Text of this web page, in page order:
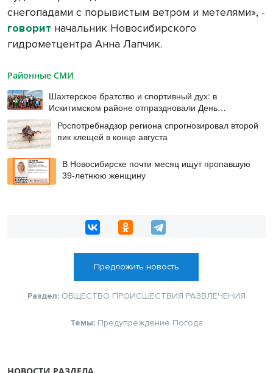
снегопадами с порывистым ветром и метелями», -
говорит начальник Новосибирского
гидрометцентра Анна Лапчик.
Районные СМИ
Шахтерское братство и спортивный дух: в
Искитимском районе отпраздновали День
физкультурника
Роспотребнадзор региона спрогнозировал второй
пик клещей в конце августа
В Новосибирске почти месяц ищут пропавшую
39-летнюю женщину
Предложить новость
Раздел: ОБЩЕСТВО ПРОИСШЕСТВИЯ РАЗВЛЕЧЕНИЯ
Темы: Предупреждение Погода